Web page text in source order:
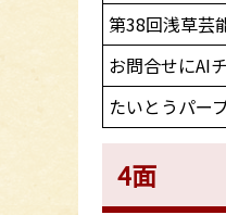
第38回浅草芸
お問合せにAI
たいとうパー
4面